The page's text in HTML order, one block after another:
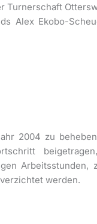
Alex Ekobo-
2004 zu
werden.